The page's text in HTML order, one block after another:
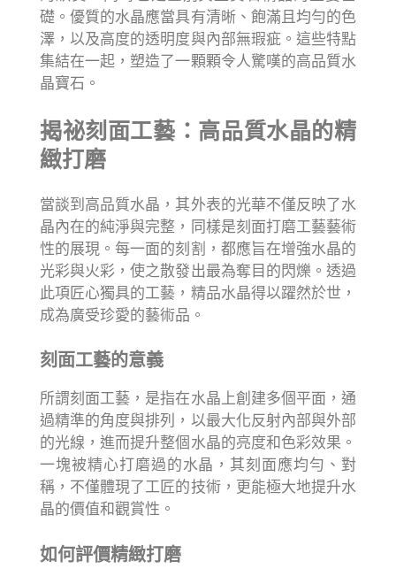
礎。優質的水晶應當具有清晰、飽滿且均勻的色
澤，以及高度的透明度與內部無瑕疵。這些特點
集結在一起，塑造了一顆顆令人驚嘆的高品質水
晶寶石。
揭祕刻面工藝：高品質水晶的精
緻打磨
當談到高品質水晶，其外表的光華不僅反映了水
晶內在的純淨與完整，同樣是刻面打磨工藝藝術
性的展現。每一面的刻割，都應旨在增強水晶的
光彩與火彩，使之散發出最為奪目的閃爍。透過
此項匠心獨具的工藝，精品水晶得以躍然於世，
成為廣受珍愛的藝術品。
刻面工藝的意義
所謂刻面工藝，是指在水晶上創建多個平面，通
過精準的角度與排列，以最大化反射內部與外部
的光線，進而提升整個水晶的亮度和色彩效果。
一塊被精心打磨過的水晶，其刻面應均勻、對
稱，不僅體現了工匠的技術，更能極大地提升水
晶的價值和觀賞性。
如何評價精緻打磨